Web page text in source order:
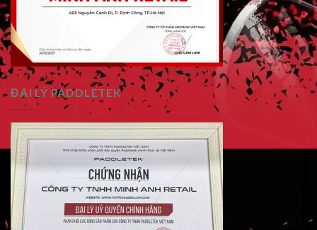
ĐẠI LÝ PADDLETEK